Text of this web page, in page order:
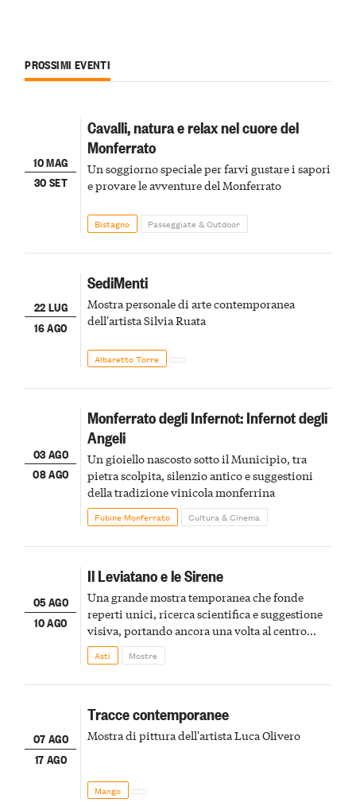
PROSSIMI EVENTI
10 MAG
30 SET
Cavalli, natura e relax nel cuore del
Monferrato
Un soggiorno speciale per farvi gustare i sapori
e provare le avventure del Monferrato
Bistagno Passeggiate & Outdoor
22 LUG
16 AGO
SediMenti
Mostra personale di arte contemporanea
dell'artista Silvia Ruata
Albaretto Torre
03 AGO
08 AGO
Monferrato degli Infernot: Infernot degli
Angeli
Un gioiello nascosto sotto il Municipio, tra
pietra scolpita, silenzio antico e suggestioni
della tradizione vinicola monferrina
Fubine Monferrato Cultura & Cinema
05 AGO
10 AGO
Il Leviatano e le Sirene
Una grande mostra temporanea che fonde
reperti unici, ricerca scientifica e suggestione
visiva, portando ancora una volta al centro
della scena le meraviglie del passato astigiano
Asti Mostre
07 AGO
17 AGO
Tracce contemporanee
Mostra di pittura dell'artista Luca Olivero
Mango